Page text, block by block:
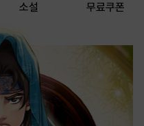
소설 무료쿠폰